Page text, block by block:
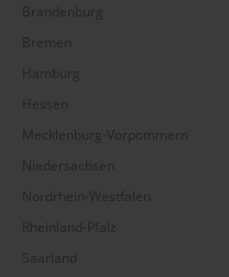
Brandenburg
Bremen
Hamburg
Hessen
Mecklenburg-Vorpommern
Niedersachsen
Nordrhein-Westfalen
Rheinland-Pfalz
Saarland